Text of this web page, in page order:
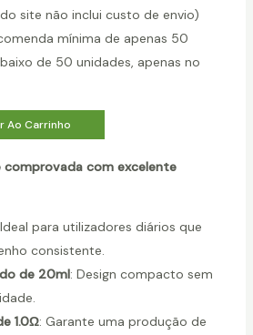
site não inclui custo de envio)
mínima de apenas 50
de 50 unidades, apenas no
Ao Carrinho
comprovada com excelente
para utilizadores diários que
consistente.
de 20ml: Design compacto sem
1.0Ω: Garante uma produção de